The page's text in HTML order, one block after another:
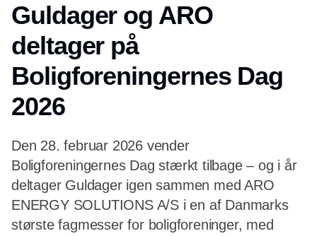
Guldager og ARO
deltager på
Boligforeningernes Dag
2026
Den 28. februar 2026 vender
Boligforeningernes Dag stærkt tilbage – og i år
deltager Guldager igen sammen med ARO
ENERGY SOLUTIONS A/S i en af Danmarks
største fagmesser for boligforeninger, med